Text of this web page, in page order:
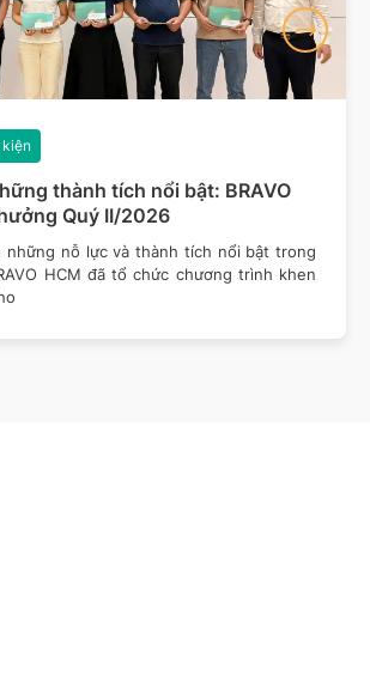
thành tích nổi bật: BRAVO
Quý II/2026
kiện
những nỗ lực và thành tích nổi bật trong
HCM đã tổ chức chương trình khen